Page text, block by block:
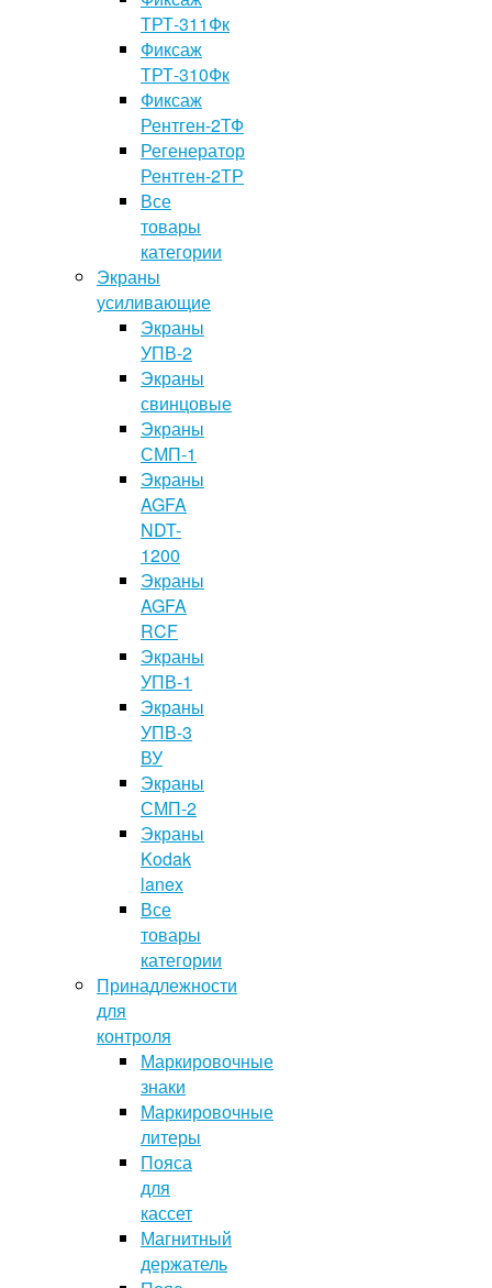
ТРТ-311Фк
Фиксаж
ТРТ-310Фк
Фиксаж
Рентген-2ТФ
Регенератор
Рентген-2ТР
Все
товары
категории
Экраны
усиливающие
Экраны
УПВ-2
Экраны
свинцовые
Экраны
СМП-1
Экраны
AGFA
NDT-
1200
Экраны
AGFA
RCF
Экраны
УПВ-1
Экраны
УПВ-3
ВУ
Экраны
СМП-2
Экраны
Kodak
lanex
Все
товары
категории
Принадлежности
для
контроля
Маркировочные
знаки
Маркировочные
литеры
Пояса
для
кассет
Магнитный
держатель